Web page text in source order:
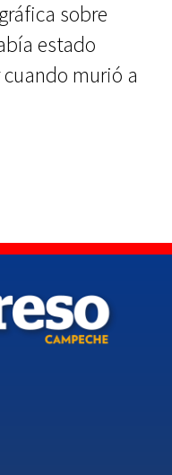
sobre
estado
murió a